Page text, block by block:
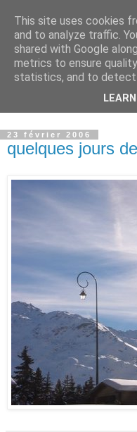
Sucré -
La particularité de mes
salé et je suis toujours
sucre, (petit défaut
23 février 2006
quelques jours
This site uses cookies
and to analyze traffic.
shared with Google
metrics to ensure
statistics, and to detect